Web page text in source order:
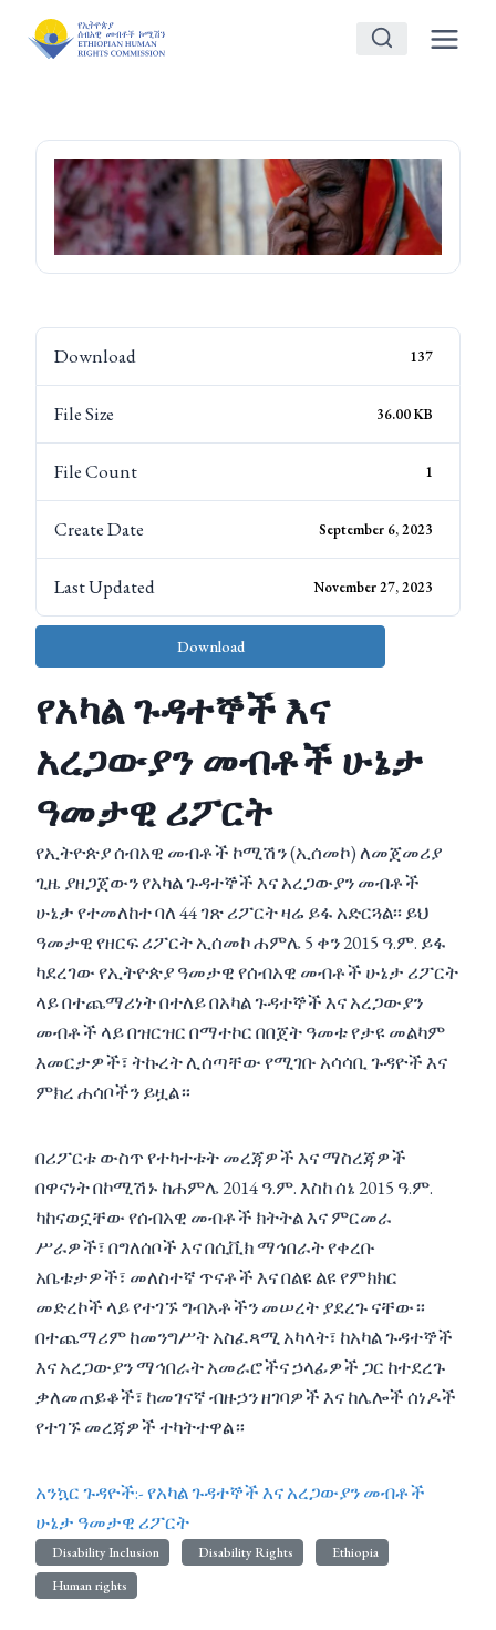
Download
Download 137
File Size 36.00 KB
File Count 1
Create Date September 6, 2023
Last Updated November 27, 2023
የአካል ጉዳተኞች እና
አረጋውያን መብቶች ሁኔታ
ዓመታዊ ሪፖርት
የኢትዮጵያ ሰብአዊ መብቶች ኮሚሽን (ኢሰመኮ) ለመጀመሪያ
ጊዜ ያዘጋጀውን የአካል ጉዳተኞች እና አረጋውያን መብቶች
ሁኔታ የተመለከተ ባለ 44 ገጽ ሪፖርት ዛሬ ይፋ አድርጓል፡፡ ይህ
ዓመታዊ የዘርፍ ሪፖርት ኢሰመኮ ሐምሌ 5 ቀን 2015 ዓ.ም. ይፋ
ካደረገው የኢትዮጵያ ዓመታዊ የሰብአዊ መብቶች ሁኔታ ሪፖርት
ላይ በተጨማሪነት በተለይ በአካል ጉዳተኞች እና አረጋውያን
መብቶች ላይ በዝርዝር በማተኮር በበጀት ዓመቱ የታዩ መልካም
እመርታዎች፣ ትኩረት ሊሰጣቸው የሚገቡ አሳሳቢ ጉዳዮች እና
ምክረ ሐሳቦችን ይዟል።
በሪፖርቱ ውስጥ የተካተቱት መረጃዎች እና ማስረጃዎች
በዋናነት በኮሚሽኑ ከሐምሌ 2014 ዓ.ም. እስከ ሰኔ 2015 ዓ.ም.
ካከናወኗቸው የሰብአዊ መብቶች ክትትል እና ምርመራ
ሥራዎች፣ በግለሰቦች እና በሲቪክ ማኅበራት የቀረቡ
አቤቱታዎች፣ መለስተኛ ጥናቶች እና በልዩ ልዩ የምክክር
መድረኮች ላይ የተገኙ ግብአቶችን መሠረት ያደረጉ ናቸው።
በተጨማሪም ከመንግሥት አስፈጻሚ አካላት፣ ከአካል ጉዳተኞች
እና አረጋውያን ማኅበራት አመራሮችና ኃላፊዎች ጋር ከተደረጉ
ቃለመጠይቆች፣ ከመገናኛ ብዙኃን ዘገባዎች እና ከሌሎች ሰነዶች
የተገኙ መረጃዎች ተካትተዋል።
አንኳር ጉዳዮች:- የአካል ጉዳተኞች እና አረጋውያን መብቶች
ሁኔታ ዓመታዊ ሪፖርት
Disability Inclusion Disability Rights
Ethiopia
Human rights